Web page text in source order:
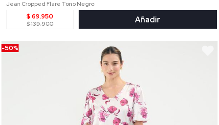
Jean Cropped Flare Tono Negro
$ 69.950
$ 139.900 Añadir
-50%